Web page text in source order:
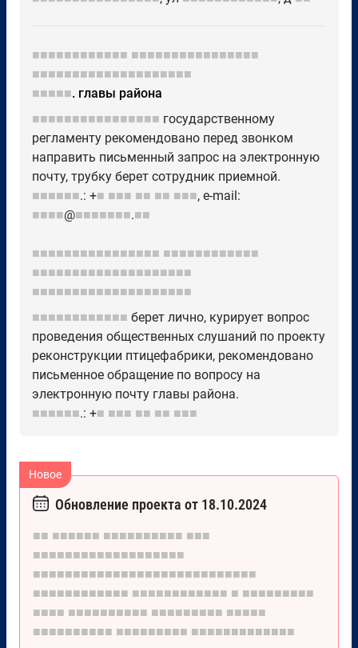
■■■■■■■■■■■■ ■■■■■■■■■■■■■■■■
■■■■■■■■■■■■■■■■■■■■
■■■■■. главы района
■■■■■■■■■■■■■■■■ государственному
регламенту рекомендовано перед звонком
направить письменный запрос на электронную
почту, трубку берет сотрудник приемной.
■■■■■■.: +■ ■■■ ■■ ■■ ■■■, e-mail:
■■■■@■■■■■■■.■■
■■■■■■■■■■■■■■■■ ■■■■■■■■■■■■
■■■■■■■■■■■■■■■■■■■■
■■■■■■■■■■■■■■■■■■■■
■■■■■■■■■■■■ берет лично, курирует вопрос
проведения общественных слушаний по проекту
реконструкции птицефабрики, рекомендовано
письменное обращение по вопросу на
электронную почту главы района.
■■■■■■.: +■ ■■■ ■■ ■■ ■■■
Обновление проекта от 18.10.2024
■■ ■■■■■■ ■■■■■■■■■■ ■■■
■■■■■■■■■■■■■■■■■■■
■■■■■■■■■■■■■■■■■■■■■■■■■■■■
■■■■■■■■■■■■ ■■■■■■■■■■■■ ■ ■■■■■■■■■
■■■■ ■■■■■■■■■■ ■■■■■■■■■ ■■■■■
■■■■■■■■■■ ■■■■■■■■■ ■■■■■■■■■■■■■